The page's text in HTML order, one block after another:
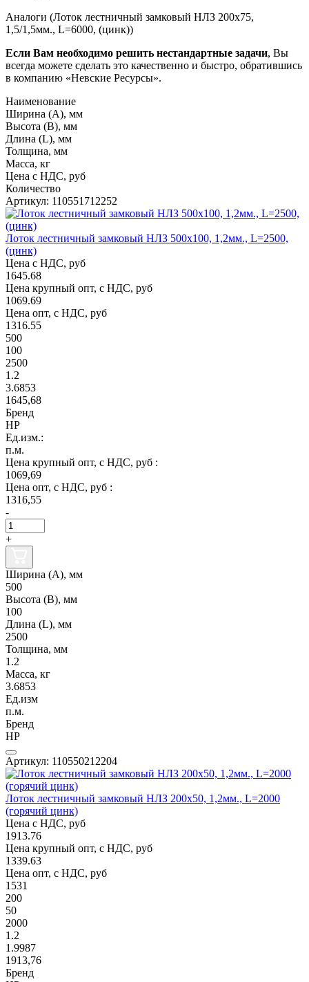
Аналоги (Лоток лестничный замковый НЛЗ 200х75,
1,5/1,5мм., L=6000, (цинк))
Если Вам необходимо решить нестандартные задачи, Вы
всегда можете сделать это качественно и быстро, обратившись
в компанию «Невские Ресурсы».
Наименование
Ширина (А), мм
Высота (В), мм
Длина (L), мм
Толщина, мм
Масса, кг
Цена с НДС, руб
Количество
Артикул: 110551712252
Лоток лестничный замковый НЛЗ 500х100, 1,2мм., L=2500,
(цинк)
Цена с НДС, руб
1645.68
Цена крупный опт, с НДС, руб
1069.69
Цена опт, с НДС, руб
1316.55
500
100
2500
1.2
3.6853
1645,68
Бренд
НР
Ед.изм.:
п.м.
Цена крупный опт, с НДС, руб :
1069,69
Цена опт, с НДС, руб :
1316,55
-
+
Ширина (А), мм
500
Высота (В), мм
100
Длина (L), мм
2500
Толщина, мм
1.2
Масса, кг
3.6853
Ед.изм
п.м.
Бренд
НР
Артикул: 110550212204
Лоток лестничный замковый НЛЗ 200х50, 1,2мм., L=2000
(горячий цинк)
Цена с НДС, руб
1913.76
Цена крупный опт, с НДС, руб
1339.63
Цена опт, с НДС, руб
1531
200
50
2000
1.2
1.9987
1913,76
Бренд